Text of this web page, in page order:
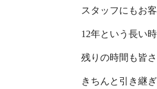
スタッフにもお
12年という長い
残りの時間も皆
きちんと引き継